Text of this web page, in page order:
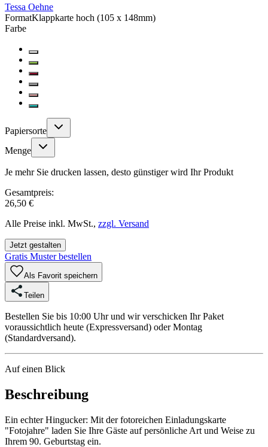
Tessa Oehne
FormatKlappkarte hoch (105 x 148mm)
Farbe
Papiersorte
Menge
Je mehr Sie drucken lassen, desto günstiger wird Ihr Produkt
Gesamtpreis:
26,50 €
Alle Preise inkl. MwSt., zzgl. Versand
Jetzt gestalten
Gratis Muster bestellen
Als Favorit speichern
Teilen
Bestellen Sie bis 10:00 Uhr und wir verschicken Ihr Paket
voraussichtlich heute (Expressversand) oder Montag
(Standardversand).
Auf einen Blick
Beschreibung
Ein echter Hingucker: Mit der fotoreichen Einladungskarte
"Fotojahre" laden Sie Ihre Gäste auf persönliche Art und Weise zu
Ihrem 90. Geburtstag ein.